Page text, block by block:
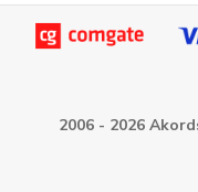
2006 - 2026